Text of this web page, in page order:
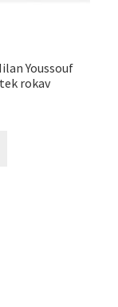
Youssouf
rokav